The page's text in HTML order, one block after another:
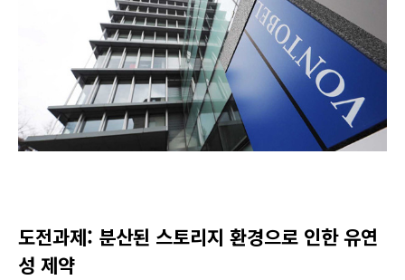
도전과제: 분산된 스토리지 환경으로 인한 유연
성 제약